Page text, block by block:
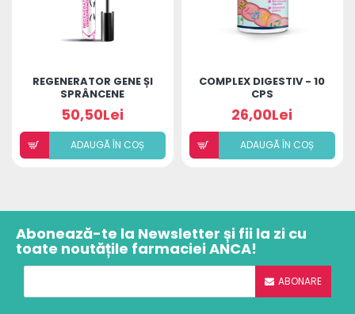
REGENERATOR GENE ȘI
SPRÂNCENE
50,50Lei
ADAUGÃ ÎN COȘ
COMPLEX DIGESTIV - 10
CPS
26,00Lei
ADAUGÃ ÎN COȘ
Abonează-te la Newsletter și fii la zi cu
toate noutățile farmaciei ANCA!
ABONARE